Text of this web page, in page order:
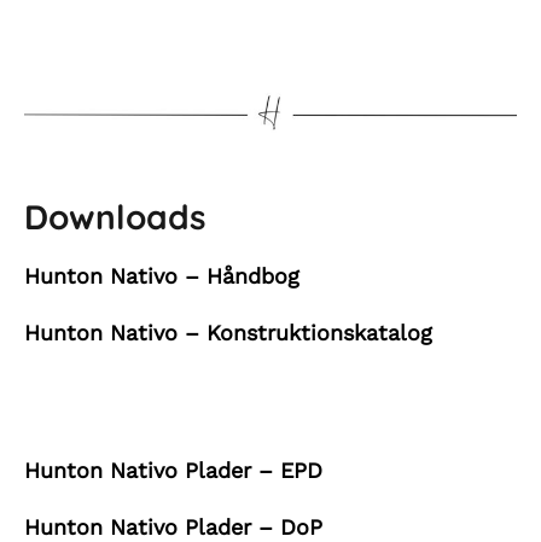
Downloads
Hunton Nativo – Håndbog
Hunton Nativo – Konstruktionskatalog
Hunton Nativo Plader – EPD
Hunton Nativo Plader – DoP